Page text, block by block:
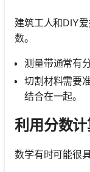
建筑工人和DIY
数。
测量带通常有
切割材料需要
结合在一起。
利用分数
数学有时可能很